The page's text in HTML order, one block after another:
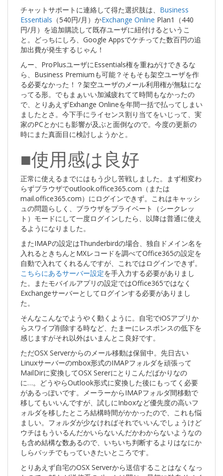
チャットサポートに連絡して得た選択肢は、 Business
Essentials （540円/月）かExchange Online Plan1（440
円/月）を追加購読して既存ユーザに紐付けるというこ
と。どっちにしろ、Google Appsでケチってた数百円の追
加出費が発生するじゃん！
んー、ProPlusユーザにEssentials権を重ねがけできるな
ら、Business Premiumも可能？そもそも架空ユーザを作
る必要なかった！？架空ユーザのメール利用権が無駄にな
ってる形。でもまぁいい加減疲れてて時間もなかったの
で、とりあえずExhange Onlineを年間一括で払ってしまい
ましたとさ。今下手にライセンス割り当てをいじって、実
家のPCとかにも影響が及ぶと面倒なので。今度の更新の
時にまた真面目に検討しようかと。
■使用感は良好
正常に使えるまでにはもう少し苦戦しました。まず相変わ
らずブラウザでoutlook.office365.com（または
mail.office365.com）にログインできず。これはキャッシ
ュの問題らしく、ブラウザをプライベート（シークレッ
ト）モードにして一度ログインしたら、以降は普通に使え
るようになりました。
またIMAPの設定はThunderbirdの場合、独自ドメイン名を
入れるときちんとMXレコードを調べてOffice365の設定を
自動で入れてくれるんですが、これではログインできず。
こちらにあるサーバー設定を手入力する必要がありまし
た。またモバイルアプリの設定ではOffice365ではなく
Exchangeサーバーとしてログインする必要がありまし
た。
そんなこんなでようやく動くように。自宅でiOSアプリか
らスワイプ削除する時など、たまーにレスポンスの低下を
感じますがそれ以外はいまんとこ良好です。
ただOSX Serverからのメール移動は保留中。先日古い
Linuxサーバーのmbox形式のIMAPフォルダを頑張って
MailDirに変換してOSX Sererにとりこんだばかりなの
に…。どうやらOutlook形式に変換した後にもってく必要
があるっぽいです。メーラーからIMAPフォルダ間移動で
移してもいいんですが、試しにInboxなど優先度の高いフ
ォルダを移したところ結構時間がかかったので、これも悩
ましい。フォルダが少なければそれでいいんでしょうけど
ウチはもういるんだかいらないんだかわからないようなの
も含め結構な数あるので、いちいち判断するよりはなにか
しらバッチでもっていきたいところです。
とりあえず自宅のOSX Serverから送信することはなくなっ